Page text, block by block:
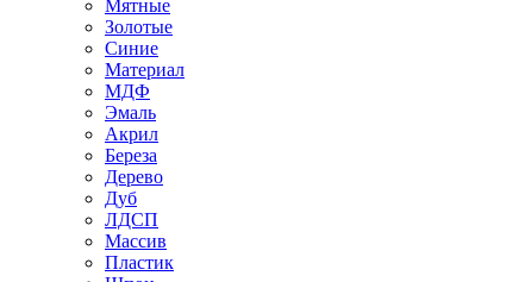
Мятные
Золотые
Синие
Материал
МДФ
Эмаль
Акрил
Береза
Дерево
Дуб
ЛДСП
Массив
Пластик